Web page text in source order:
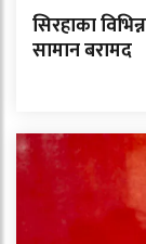
सिरहाका
सामान बरामद